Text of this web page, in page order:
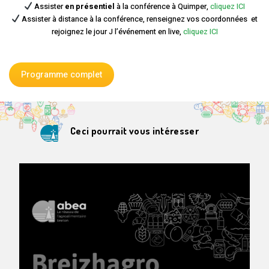
Assisteren présentielà la conférence à Quimper,cliquez ICI
Assister à distance à la conférence, renseignez vos coordonnées et
rejoignez le jour J l’événement en live,cliquez ICI
Programme complet
Ceci pourrait vous intéresser